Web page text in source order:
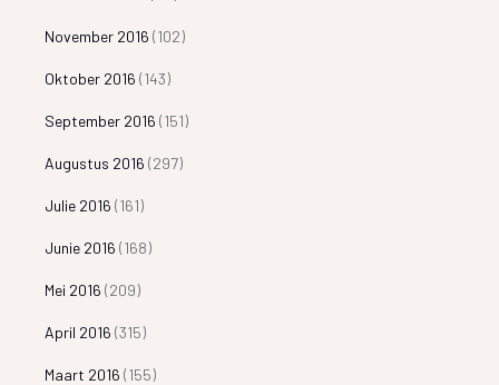
November 2016 (102)
Oktober 2016 (143)
September 2016 (151)
Augustus 2016 (297)
Julie 2016 (161)
Junie 2016 (168)
Mei 2016 (209)
April 2016 (315)
Maart 2016 (155)